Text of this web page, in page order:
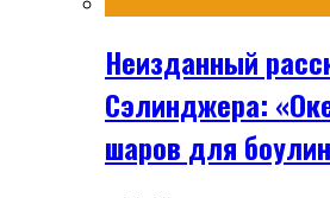
Неизданный
Сэлинджера:
шаров для